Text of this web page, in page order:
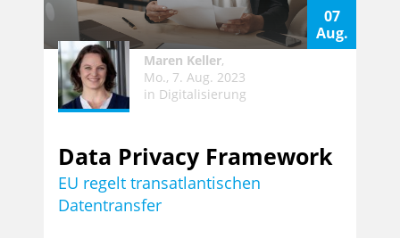
07
Aug.
Maren Keller,
Mo., 7. Aug. 2023
in Digitalisierung
Data Privacy Framework
EU regelt transatlantischen
Datentransfer